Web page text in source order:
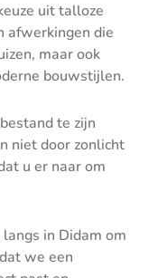
uit talloze
afwerkingen die
maar ook
bouwstijlen.
te zijn
niet door zonlicht
u er naar om
in Didam om
we een